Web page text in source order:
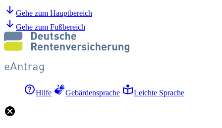
Gehe zum Hauptbereich
Gehe zum Fußbereich
Hilfe Gebärdensprache Leichte Sprache